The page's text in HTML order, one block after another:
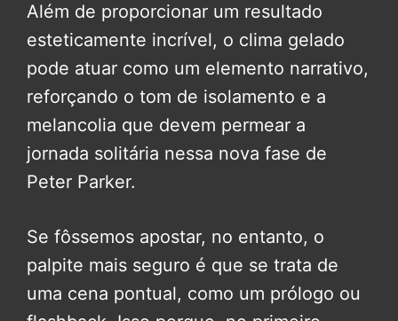
Além de proporcionar um resultado
esteticamente incrível, o clima gelado
pode atuar como um elemento narrativo,
reforçando o tom de isolamento e a
melancolia que devem permear a
jornada solitária nessa nova fase de
Peter Parker.
Se fôssemos apostar, no entanto, o
palpite mais seguro é que se trata de
uma cena pontual, como um prólogo ou